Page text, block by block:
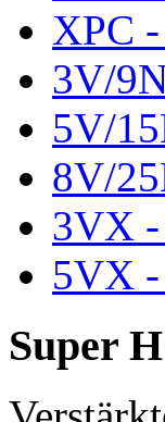
XPC
3V/
5V/
8V/
3VX
5VX
Super